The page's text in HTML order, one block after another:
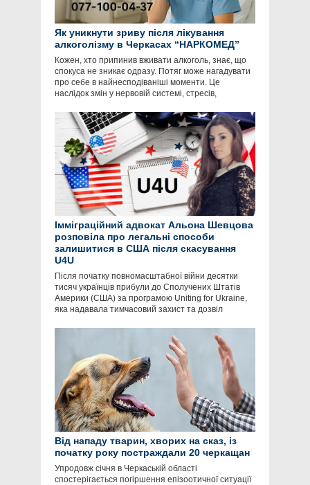
Як уникнути зриву після лікування
алкоголізму в Черкасах “НАРКОМЕД”
Кожен, хто припинив вживати алкоголь, знає, що
спокуса не зникає одразу. Потяг може нагадувати
про себе в найнесподіваніші моменти. Це
наслідок змін у нервовій системі, стресів,
Імміграційний адвокат Альона Шевцова
розповіла про легальні способи
залишитися в США після скасування
U4U
Після початку повномасштабної війни десятки
тисяч українців прибули до Сполучених Штатів
Америки (США) за програмою Uniting for Ukraine,
яка надавала тимчасовий захист та дозвіл
Від нападу тварин, хворих на сказ, із
початку року постраждали 20 черкащан
Упродовж січня в Черкаській області
спостерігається погіршення епізоотичної ситуації